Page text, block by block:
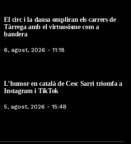
El circ i la dansa ompliran els carrers de
Tàrrega amb el virtuosisme com a
bandera
6, agost, 2026 - 11:18
L’humor en català de Cesc Sarri triomfa a
Instagram i TikTok
5, agost, 2026 - 15:48